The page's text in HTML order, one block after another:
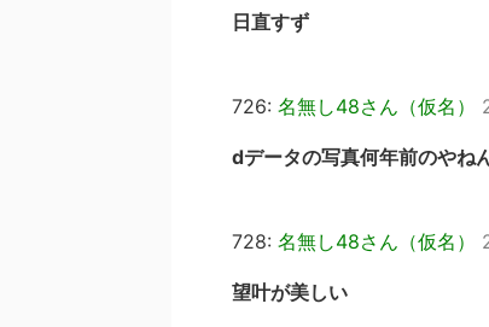
日直すず
726: 名無し48さん（仮名）
dデータの写真何年前のやね
728: 名無し48さん（仮名）
望叶が美しい